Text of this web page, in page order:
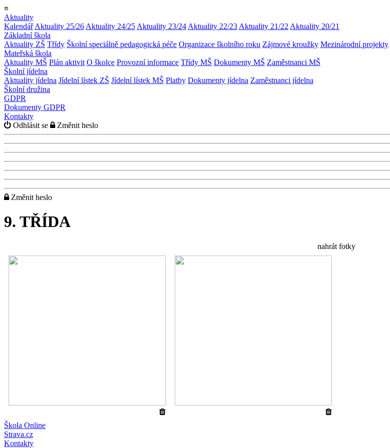
≡
Aktuality
Kalendář Aktuality 25/26 Aktuality 24/25 Aktuality 23/24 Aktuality 22/23 Aktuality 21/22 Aktuality 20/21
Základní škola
Aktuality ZŠ Třídy Školní speciálně pedagogická péče Organizace školního roku Zájmové kroužky Mezinárodní projekty
Mateřská škola
Aktuality MŠ Plán aktivit O školce Provozní informace Třídy MŠ Dokumenty MŠ Zaměstnanci MŠ
Školní jídelna
Aktuality jídelna Jídelní lístek ZŠ Jídelní lístek MŠ Platby Dokumenty jídelna Zaměstnanci jídelna
Školní družina
GDPR
Dokumenty GDPR
Kontakty
Odhlásit se Změnit heslo
Změnit heslo
9. TŘÍDA
nahrát fotky
Škola Online
Strava.cz
Kontakty